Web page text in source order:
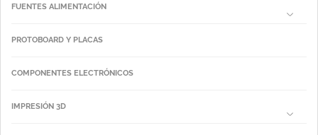
FUENTES ALIMENTACIÓN
PROTOBOARD Y PLACAS
COMPONENTES ELECTRÓNICOS
IMPRESIÓN 3D